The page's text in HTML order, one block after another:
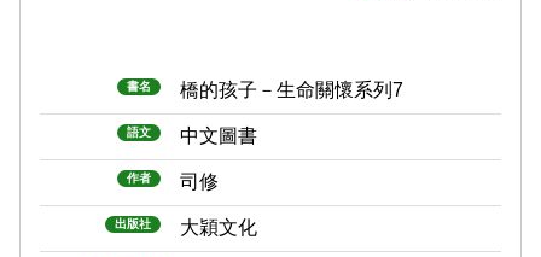
書名 橋的孩子－生命關懷系列7
語文 中文圖書
作者 司修
出版社 大穎文化